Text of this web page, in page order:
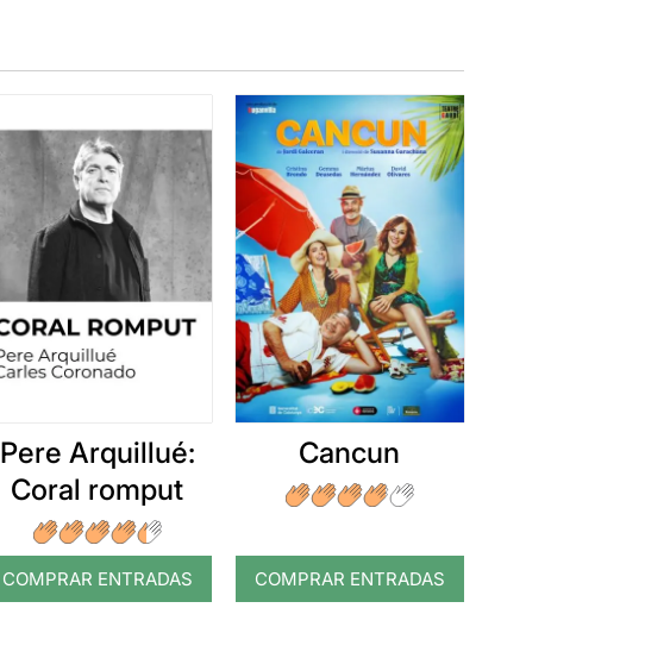
Pere Arquillué:
Coral romput
COMPRAR ENTRADAS
Cancun
COMPRAR ENTRADAS